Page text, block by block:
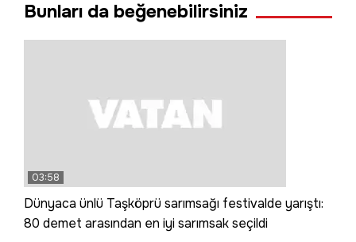
Bunları da beğenebilirsiniz
03:58
Dünyaca ünlü Taşköprü sarımsağı festivalde yarıştı:
80 demet arasından en iyi sarımsak seçildi